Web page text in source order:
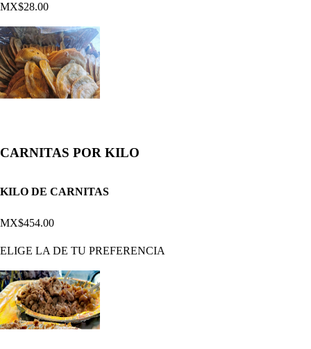
MX$28.00
CARNITAS POR KILO
KILO DE CARNITAS
MX$454.00
ELIGE LA DE TU PREFERENCIA